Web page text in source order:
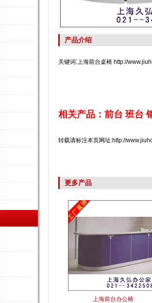
产品介绍
关键词:上海前台桌椅 http://
相关产品： 前台 班台
转载请标注本页网址:http://
更多产品
上海前台办公椅